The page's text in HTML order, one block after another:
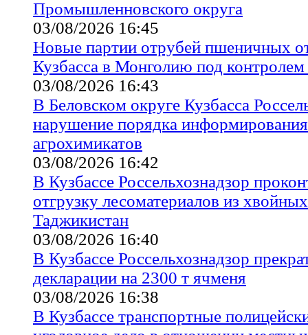
Промышленновского округа
03/08/2026 16:45
Новые партии отрубей пшеничных
Кузбасса в Монголию под контролем
03/08/2026 16:43
В Беловском округе Кузбасса
нарушение порядка
агрохимикатов
03/08/2026 16:42
В Кузбассе Россельхознадзор
отгрузку лесоматериалов из
Таджикистан
03/08/2026 16:40
В Кузбассе Россельхознадзор
декларации на 2300 т ячменя
03/08/2026 16:38
В Кузбассе транспортные